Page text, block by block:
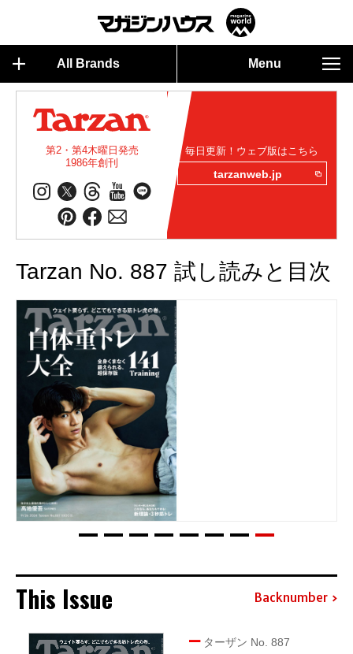
All Brands Menu
第2・第4木曜日発売
1986年創刊
毎日更新！ウェブ版はこちら
tarzanweb.jp
Tarzan No. 887 試し読みと目次
This Issue Backnumber
ターザン No. 887